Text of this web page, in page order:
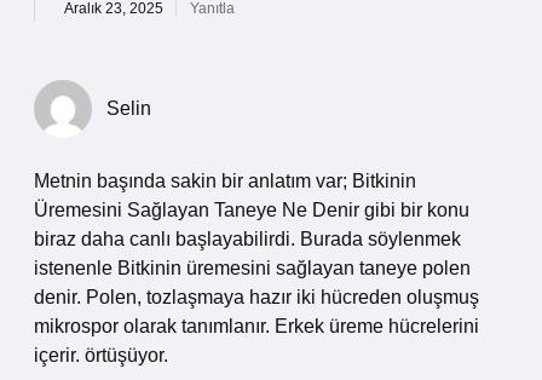
Aralık 23, 2025 Yanıtla
Selin
Metnin başında sakin bir anlatım var; Bitkinin
Üremesini Sağlayan Taneye Ne Denir gibi bir konu
biraz daha canlı başlayabilirdi. Burada söylenmek
istenenle Bitkinin üremesini sağlayan taneye polen
denir. Polen, tozlaşmaya hazır iki hücreden oluşmuş
mikrospor olarak tanımlanır. Erkek üreme hücrelerini
içerir. örtüşüyor.